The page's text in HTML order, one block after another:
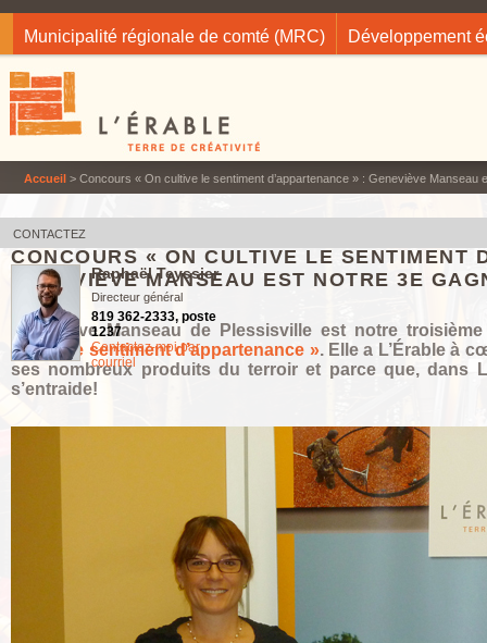
Municipalité régionale de comté (MRC) Développement
Accueil > Concours « On cultive le sentiment d’appartenance » : Geneviève Manseau
CONCOURS « ON CULTIVE LE SENTIMENT
GENEVIÈVE MANSEAU EST NOTRE 3E
Geneviève Manseau de Plessisville est notre
cultive le sentiment d’appartenance ». Elle a L’Érable à
ses nombreux produits du terroir et parce que, dans
s’entraide!
CONTACTEZ
Raphaël Teyssier
Directeur général
819 362-2333, poste
1237
Contactez-moi par
courriel